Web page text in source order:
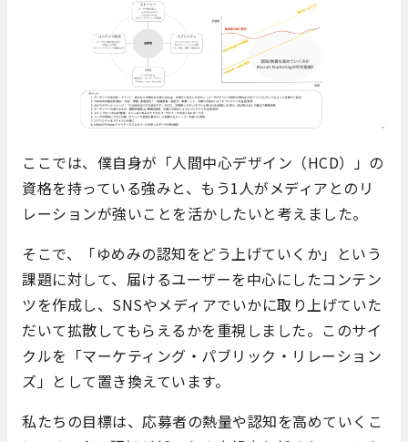
ここでは、僕自身が「人間中心デザイン（HCD）」の
資格を持っている強みと、もう1人がメディアとのリ
レーションが強いことを活かしたいと考えました。
そこで、「ゆめみの認知をどう上げていくか」という
課題に対して、届けるユーザーを中心にしたコンテン
ツを作成し、SNSやメディアでいかに取り上げていた
だいて拡散してもらえるかを重視しました。このサイ
クルを「マーケティング・パブリック・リレーション
ズ」として置き換えています。
私たちの目標は、応募者の熱量や認知を高めていくこ